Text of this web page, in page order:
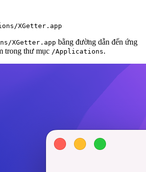
XGetter.app
XGetter.app bằng đường dẫn đến ứng
trong thư mục /Applications.